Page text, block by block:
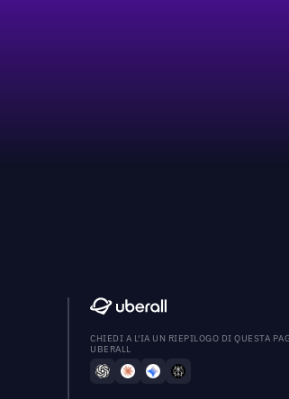
CHIEDI A L'IA UN RIEPILOGO DI QUESTA
UBERALL